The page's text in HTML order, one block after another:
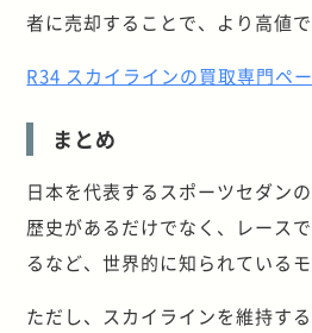
者に売却することで、より高値
R34 スカイラインの買取専門ペ
まとめ
日本を代表するスポーツセダン
歴史があるだけでなく、レース
るなど、世界的に知られているモ
ただし、スカイラインを維持す